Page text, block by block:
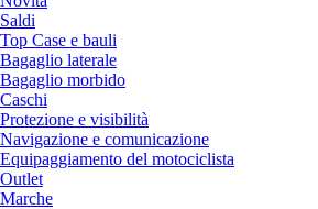
Saldi
Top Case e bauli
Bagaglio laterale
Bagaglio morbido
Caschi
Protezione e visibilità
Navigazione e comunicazione
Equipaggiamento del motociclista
Outlet
Marche